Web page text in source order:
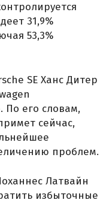
31,9%
53,3%
SE Ханс Дитер
По его словам,
сейчас,
проблем.
Латвайн
избыточные